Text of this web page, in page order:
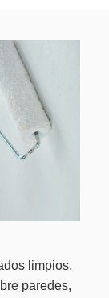
limpios,
paredes,